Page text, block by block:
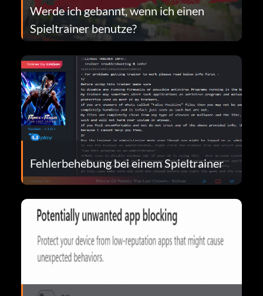
Werde ich gebannt, wenn ich einen
Spieltrainer benutze?
Fehlerbehebung bei einem Spieltrainer